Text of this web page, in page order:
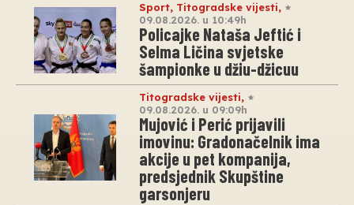
Sport, Titogradske vijesti,
09.08.2026. u 10:49h
Policajke Nataša Jeftić i
Selma Ličina svjetske
šampionke u džiu-džicuu
Titogradske vijesti,
09.08.2026. u 09:09h
Mujović i Perić prijavili
imovinu: Gradonačelnik ima
akcije u pet kompanija,
predsjednik Skupštine
garsonjeru